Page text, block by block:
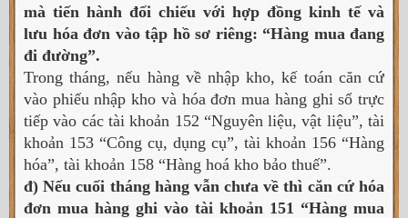
mà tiến hành đối chiếu với hợp đồng kinh tế và
lưu hóa đơn vào tập hồ sơ riêng: “Hàng mua đang
đi đường”.
Trong tháng, nếu hàng về nhập kho, kế toán căn cứ
vào phiếu nhập kho và hóa đơn mua hàng ghi sổ trực
tiếp vào các tài khoản 152 “Nguyên liệu, vật liệu”, tài
khoản 153 “Công cụ, dụng cụ”, tài khoản 156 “Hàng
hóa”, tài khoản 158 “Hàng hoá kho bảo thuế”.
đ) Nếu cuối tháng hàng vẫn chưa về thì căn cứ hóa
đơn mua hàng ghi vào tài khoản 151 “Hàng mua